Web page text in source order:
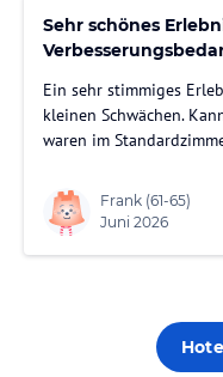
Sehr schönes
Ein sehr stimmiges
kleinen Schwächen.
waren im
Frank (61-65)
Juni 2026